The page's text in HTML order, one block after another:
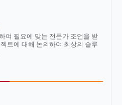
여 필요에 맞는 전문가 조언을 받
트에 대해 논의하여 최상의 솔루